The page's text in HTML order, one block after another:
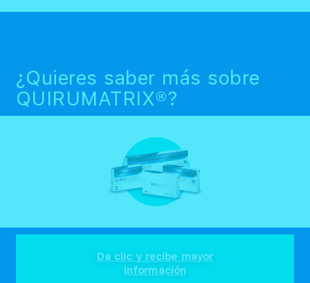
¿Quieres saber más sobre
QUIRUMATRIX®?
Da clic y recibe mayor
información